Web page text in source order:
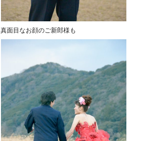
真面目なお顔のご新郎様も